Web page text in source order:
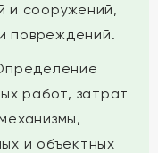
и сооружений,
повреждений.
работ, затрат
и объектных